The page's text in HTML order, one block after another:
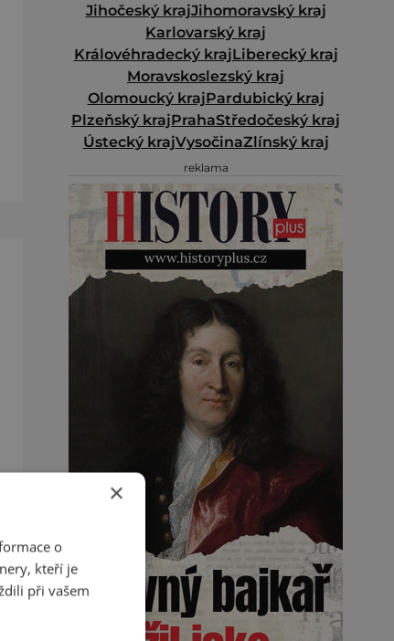
Jihočeský krajJihomoravský kraj
Karlovarský kraj
Královéhradecký krajLiberecký kraj
Moravskoslezský kraj
Olomoucký krajPardubický kraj
Plzeňský krajPrahaStředočeský kraj
Ústecký krajVysočinaZlínský kraj
reklama
×
o
kteří je
při vašem